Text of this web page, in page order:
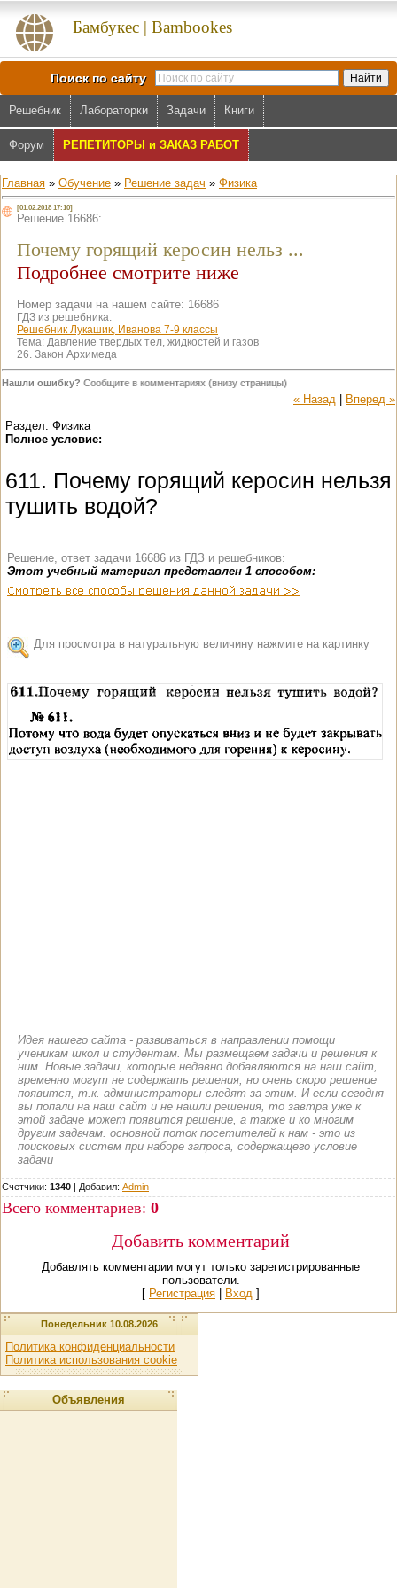
Бамбукес | Bambookes
Поиск по сайту
Решебник Лабораторки Задачи Книги
Форум РЕПЕТИТОРЫ и ЗАКАЗ РАБОТ
Главная » Обучение » Решение задач » Физика
[01.02.2018 17:10]
Решение 16686:
Почему горящий керосин нельз ...
Подробнее смотрите ниже
Номер задачи на нашем сайте: 16686
ГДЗ из решебника:
Решебник Лукашик, Иванова 7-9 классы
Тема: Давление твердых тел, жидкостей и газов
26. Закон Архимеда
Нашли ошибку? Сообщите в комментариях (внизу страницы)
« Назад
Вперед »
Раздел: Физика
Полное условие:
611. Почему горящий керосин нельзя
тушить водой?
Решение, ответ задачи 16686 из ГДЗ и решебников:
Этот учебный материал представлен 1 способом:
Для просмотра в натуральную величину нажмите на картинку
Идея нашего сайта - развиваться в направлении помощи
ученикам школ и студентам. Мы размещаем задачи и решения к
ним. Новые задачи, которые недавно добавляются на наш сайт,
временно могут не содержать решения, но очень скоро решение
появится, т.к. администраторы следят за этим. И если сегодня
вы попали на наш сайт и не нашли решения, то завтра уже к
этой задаче может появится решение, а также и ко многим
другим задачам. основной поток посетителей к нам - это из
поисковых систем при наборе запроса, содержащего условие
задачи
Счетчики: 1340 | Добавил: Admin
Всего комментариев: 0
Добавить комментарий
Добавлять комментарии могут только зарегистрированные
пользователи.
[ Регистрация Вход ]
Понедельник 10.08.2026
Политика конфиденциальности
Политика использования cookie
Объявления